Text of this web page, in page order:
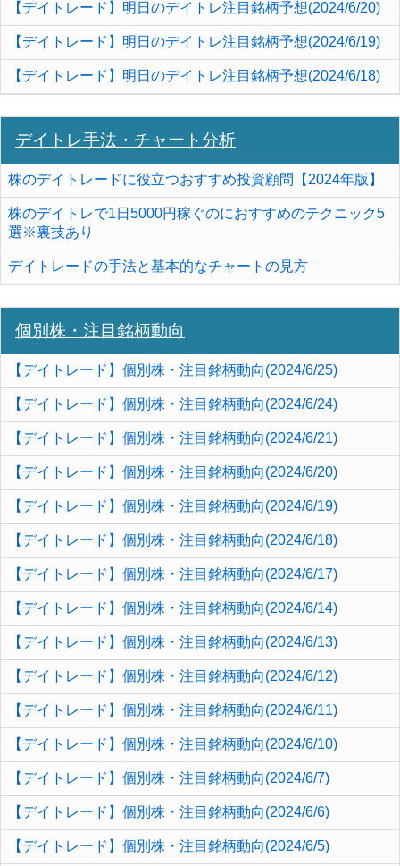
【デイトレード】明日のデイトレ注目銘柄予想(2024/6/20)
【デイトレード】明日のデイトレ注目銘柄予想(2024/6/19)
【デイトレード】明日のデイトレ注目銘柄予想(2024/6/18)
デイトレ手法・チャート分析
株のデイトレードに役立つおすすめ投資顧問【2024年版】
株のデイトレで1日5000円稼ぐのにおすすめのテクニック5
選※裏技あり
デイトレードの手法と基本的なチャートの見方
個別株・注目銘柄動向
【デイトレード】個別株・注目銘柄動向(2024/6/25)
【デイトレード】個別株・注目銘柄動向(2024/6/24)
【デイトレード】個別株・注目銘柄動向(2024/6/21)
【デイトレード】個別株・注目銘柄動向(2024/6/20)
【デイトレード】個別株・注目銘柄動向(2024/6/19)
【デイトレード】個別株・注目銘柄動向(2024/6/18)
【デイトレード】個別株・注目銘柄動向(2024/6/17)
【デイトレード】個別株・注目銘柄動向(2024/6/14)
【デイトレード】個別株・注目銘柄動向(2024/6/13)
【デイトレード】個別株・注目銘柄動向(2024/6/12)
【デイトレード】個別株・注目銘柄動向(2024/6/11)
【デイトレード】個別株・注目銘柄動向(2024/6/10)
【デイトレード】個別株・注目銘柄動向(2024/6/7)
【デイトレード】個別株・注目銘柄動向(2024/6/6)
【デイトレード】個別株・注目銘柄動向(2024/6/5)